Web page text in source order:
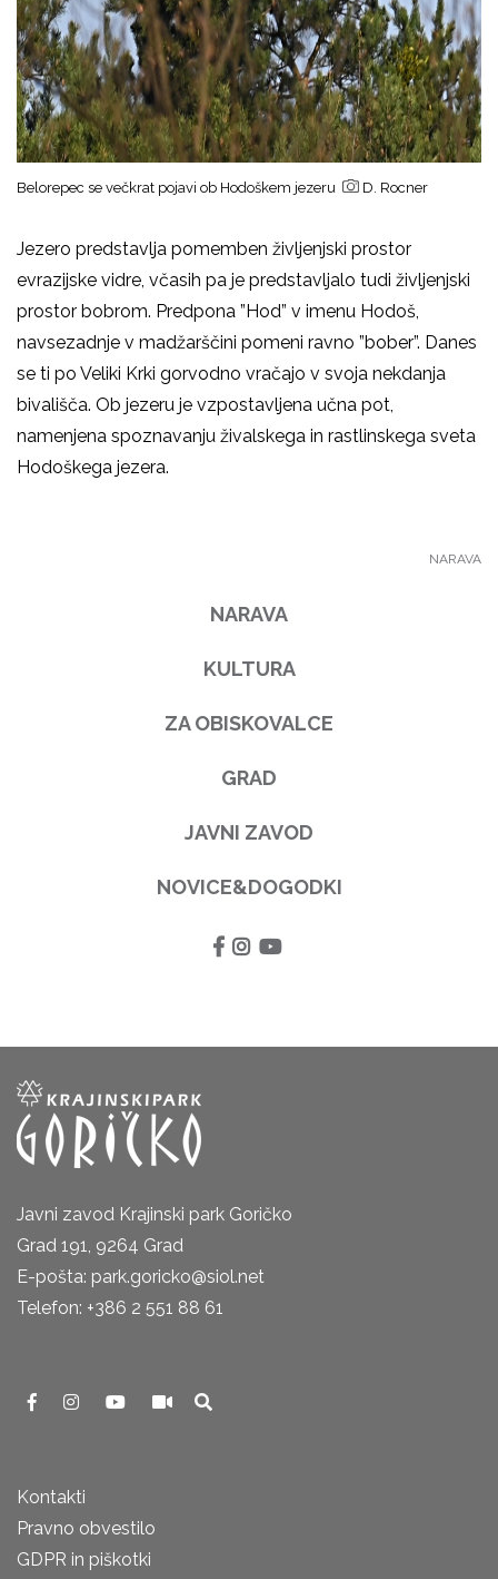
Belorepec se večkrat pojavi ob Hodoškem jezeru D. Rocner
Jezero predstavlja pomemben življenjski prostor
evrazijske vidre, včasih pa je predstavljalo tudi življenjski
prostor bobrom. Predpona ”Hod” v imenu Hodoš,
navsezadnje v madžarščini pomeni ravno ”bober”. Danes
se ti po Veliki Krki gorvodno vračajo v svoja nekdanja
bivališča. Ob jezeru je vzpostavljena učna pot,
namenjena spoznavanju živalskega in rastlinskega sveta
Hodoškega jezera.
NARAVA
NARAVA
KULTURA
ZA OBISKOVALCE
GRAD
JAVNI ZAVOD
NOVICE&DOGODKI
Javni zavod Krajinski park Goričko
Grad 191, 9264 Grad
E-pošta: park.goricko@siol.net
Telefon: +386 2 551 88 61
Kontakti
Pravno obvestilo
GDPR in piškotki